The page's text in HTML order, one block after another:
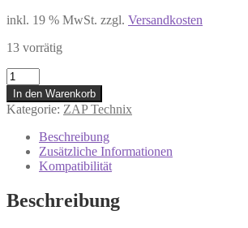
inkl. 19 % MwSt. zzgl. Versandkosten
13 vorrätig
Z-
51072G
Beta
Husaberg
Husqvarna
KTM
Gas
Kupplungshebel
In den Warenkorb
Kategorie: ZAP Technix
Beschreibung
Zusätzliche Informationen
Kompatibilität
Beschreibung